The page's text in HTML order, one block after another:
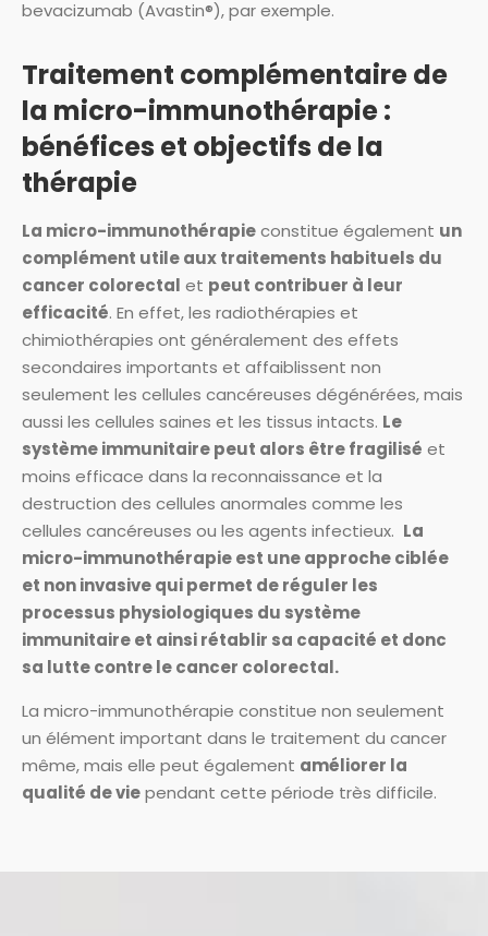
bevacizumab (Avastin®), par exemple.
Traitement complémentaire de
la micro-immunothérapie :
bénéfices et objectifs de la
thérapie
La micro-immunothérapieconstitue également un
complément utile aux traitements habituels du
cancer colorectal et peut contribuer à leur
efficacité. En effet, les radiothérapies et
chimiothérapies ont généralement des effets
secondaires importants et affaiblissent non
seulement les cellules cancéreuses dégénérées, mais
aussi les cellules saines et les tissus intacts. Le
système immunitaire peut alors être fragilisé et
moins efficace dans la reconnaissance et la
destruction des cellules anormales comme les
cellules cancéreuses ou les agents infectieux. La
micro-immunothérapie est une approche ciblée
et non invasive qui permet de réguler les
processus physiologiques du système
immunitaire et ainsi rétablir sa capacité et donc
sa lutte contre le cancer colorectal.
La micro-immunothérapie constitue non seulement
un élément important dans le traitement du cancer
même, mais elle peut également améliorer la
qualité de viependant cette période très difficile.